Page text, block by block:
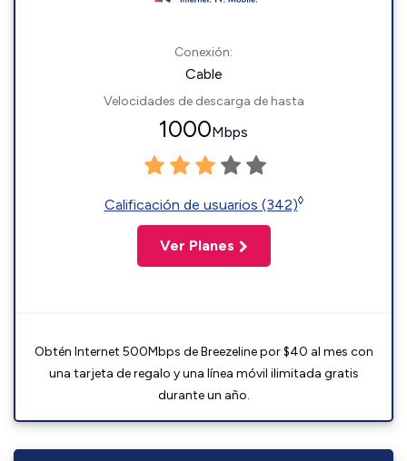
Conexión:
Cable
Velocidades de descarga de hasta
1000Mbps
Calificación de usuarios (342)◊
Ver Planes
Obtén Internet 500Mbps de Breezeline por $40 al mes con
una tarjeta de regalo y una línea móvil ilimitada gratis
durante un año.